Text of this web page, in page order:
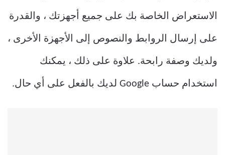
الاستعراض الخاصة بك على جميع أجهزتك ، والقدرة
على إرسال الروابط والنصوص إلى الأجهزة الأخرى ،
ولديك وصفة رابحة. علاوة على ذلك ، يمكنك
استخدام حساب Google لديك بالفعل على أي حال.